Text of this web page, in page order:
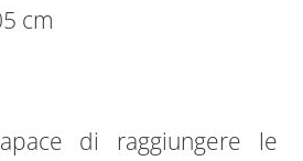
cm
di raggiungere le